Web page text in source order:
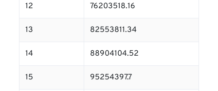
12 76203518.16
13 82553811.34
14 88904104.52
15 95254397.7